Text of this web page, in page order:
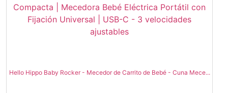
Hello Hippo Baby Rocker - Mecedor de Carrito de Bebé - Cuna Mece...